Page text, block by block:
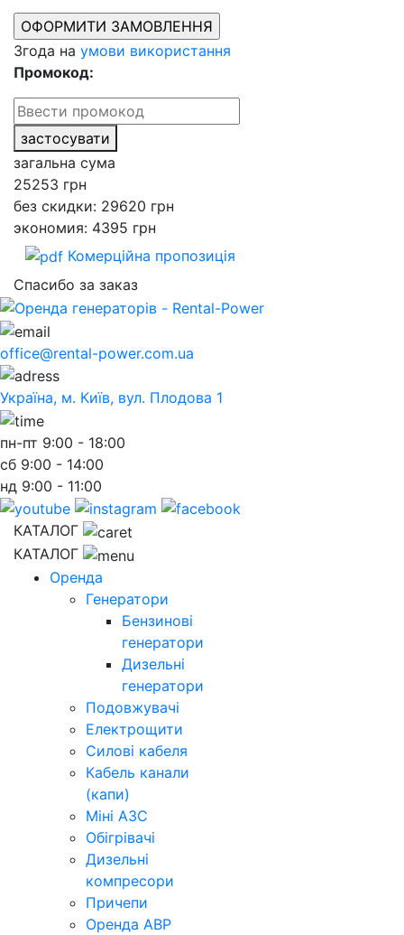
Згода на умови використання
Промокод:
застосувати
загальна сума
25253 грн
без скидки: 29620 грн
экономия: 4395 грн
Комерційна пропозиція
Спасибо за заказ
office@rental-power.com.ua
Україна, м. Київ, вул. Плодова 1
пн-пт 9:00 - 18:00
сб 9:00 - 14:00
нд 9:00 - 11:00
КАТАЛОГ
КАТАЛОГ
Оренда
Генератори
Бензинові
генератори
Дизельні
генератори
Подовжувачі
Електрощити
Силові кабеля
Кабель канали
(капи)
Міні АЗС
Обігрівачі
Дизельні
компресори
Причепи
Оренда АВР